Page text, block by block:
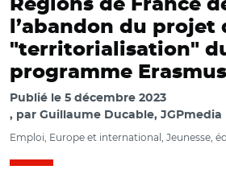
Régions de France
l’abandon du projet
"territorialisation"
programme
Publié le 5 décembre 2023
par Guillaume Ducable, JGPmedia
Emploi, Europe et international, Jeunesse,